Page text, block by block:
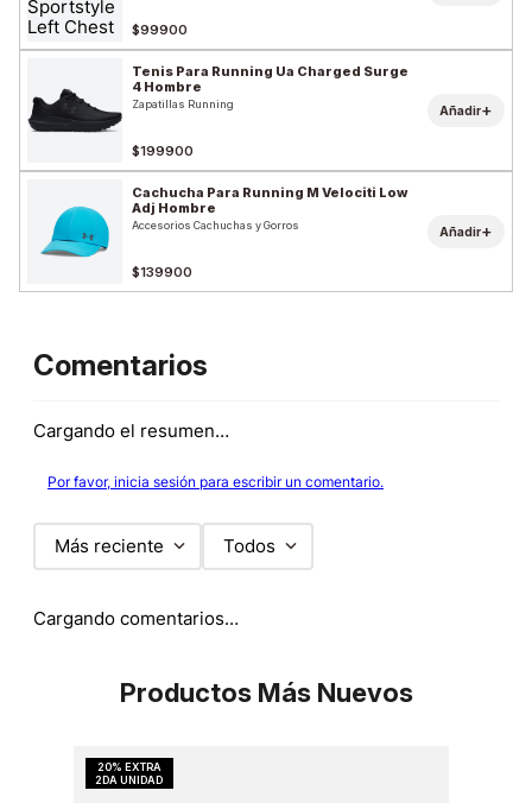
$99900
Tenis Para Running Ua Charged Surge
4 Hombre
Zapatillas Running
$199900
Añadir+
Cachucha Para Running M Velociti Low
Adj Hombre
Accesorios Cachuchas y Gorros
$139900
Añadir+
Comentarios
Cargando el resumen…
Por favor, inicia sesión para escribir un comentario.
Más reciente Todos
Cargando comentarios…
Productos Más Nuevos